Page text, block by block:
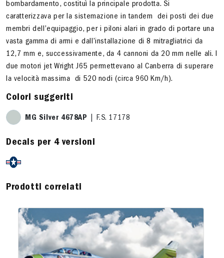
bombardamento, costituì la principale prodotta. Si
caratterizzava per la sistemazione in tandem dei posti dei due
membri dell’equipaggio, per i piloni alari in grado di portare una
vasta gamma di armi e dall’installazione di 8 mitragliatrici da
12,7 mm e, successivamente, da 4 cannoni da 20 mm nelle ali. I
due motori jet Wright J65 permettevano al Canberra di superare
la velocità massima di 520 nodi (circa 960 Km/h).
Colori suggeriti
MG Silver 4678AP | F.S. 17178
Decals per 4 versioni
Prodotti correlati